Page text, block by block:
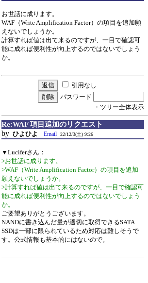
お世話に成ります。
WAF（Write Amplification Factor）の項目を追加願
えないでしょうか。
計算すれば値は出て来るのですが、一目で確認可
能に成れば便利性が向上するのではないでしょう
か。
引用なし
パスワード
・ツリー全体表示
Re:WAF 項目追加のリクエスト
by ひよひよ Email 22/12/3(土) 9:26
▼Luciferさん：
>お世話に成ります。
>WAF（Write Amplification Factor）の項目を追加
願えないでしょうか。
>計算すれば値は出て来るのですが、一目で確認可
能に成れば便利性が向上するのではないでしょう
か。
ご要望ありがとうございます。
NANDに書き込んだ量が適切に取得できるSATA
SSDは一部に限られているため対応は難しそうで
す。公式情報も基本的にはないので。